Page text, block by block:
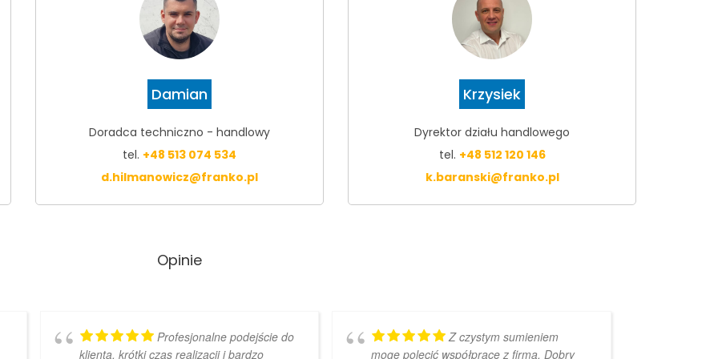
Damian
Doradca techniczno - handlowy
tel. +48 513 074 534
d.hilmanowicz@franko.pl
Krzysiek
Dyrektor działu handlowego
tel. +48 512 120 146
k.baranski@franko.pl
Opinie
Profesjonalne podejście do
klienta, krótki czas realizacji i bardzo
Z czystym sumieniem
mogę polecić współpracę z firmą. Dobry